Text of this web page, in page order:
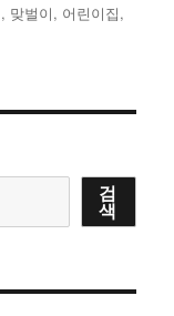
, 맞벌이, 어린이집,
검
색